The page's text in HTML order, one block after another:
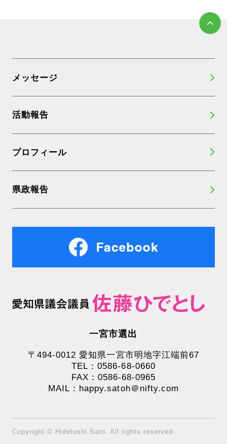
メッセージ
活動報告
プロフィール
県政報告
一宮市選出
〒494-0012 愛知県一宮市明地字江端前67
TEL：0586-68-0660
FAX：0586-68-0965
MAIL：happy.satoh＠nifty.com
Copyright © Hidetoshi Sato. All rights reserved.